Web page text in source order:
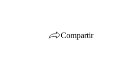
Compartir